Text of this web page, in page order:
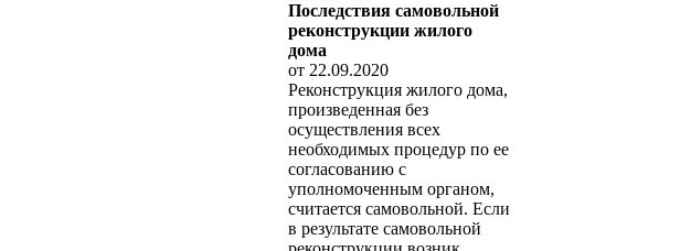
Последствия самовольной
реконструкции жилого
дома
от 22.09.2020
Реконструкция жилого дома,
произведенная без
осуществления всех
необходимых процедур по ее
согласованию с
уполномоченным органом,
считается самовольной. Если
в результате самовольной